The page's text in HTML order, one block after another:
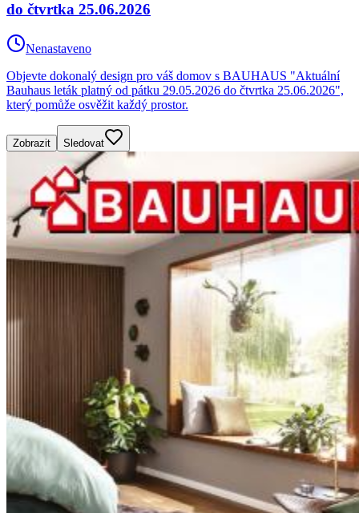
do čtvrtka 25.06.2026
Nenastaveno
Objevte dokonalý design pro váš domov s BAUHAUS "Aktuální
Bauhaus leták platný od pátku 29.05.2026 do čtvrtka 25.06.2026",
který pomůže osvěžit každý prostor.
Zobrazit Sledovat